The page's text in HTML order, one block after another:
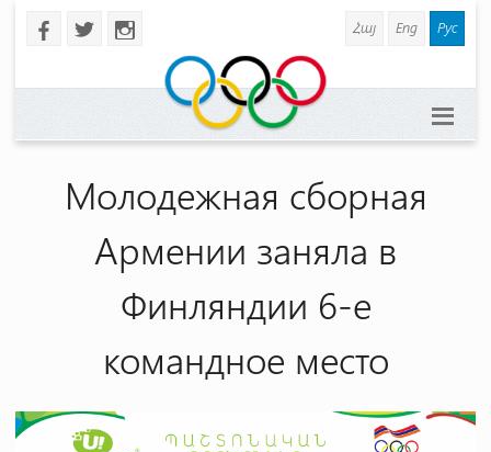
b a x Հայ Eng Рус
Молодежная сборная
Армении заняла в
Финляндии 6-е
командное место